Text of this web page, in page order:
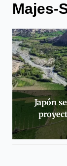
Majes-
Japón